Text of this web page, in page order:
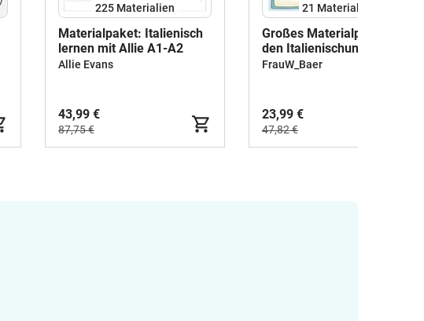
225 Materialien
Materialpaket: Italienisch
lernen mit Allie A1-A2
Allie Evans
43,99 €
87,75 €
21 Materialien
Großes Materialpaket für
den Italienischunterricht
FrauW_Baer
23,99 €
47,82 €